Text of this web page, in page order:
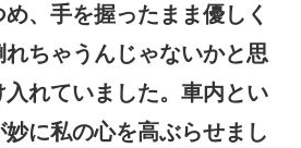
、手を握ったまま優しく
ちゃうんじゃないかと思
れていました。車内とい
に私の心を高ぶらせまし